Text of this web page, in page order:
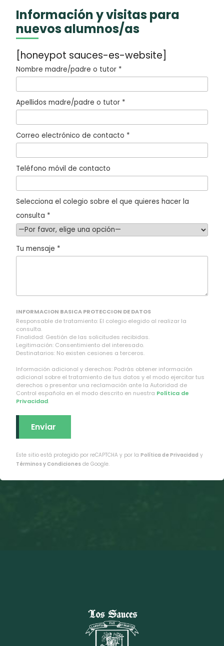
Información y visitas para
nuevos alumnos/as
[honeypot sauces-es-website]
Nombre madre/padre o tutor *
Apellidos madre/padre o tutor *
Correo electrónico de contacto *
Teléfono móvil de contacto
Selecciona el colegio sobre el que quieres hacer la
consulta *
Tu mensaje *
INFORMACION BASICA PROTECCION DE DATOS
Responsable de tratamiento: El colegio elegido al realizar la
consulta.
Finalidad: Gestión de las solicitudes recibidas.
Legitimación: Consentimiento del interesado.
Destinatarios: No existen cesiones a terceros.
Información adicional y derechos: Podrás obtener información
adicional sobre el tratamiento de tus datos y el modo ejercitar tus
derechos o presentar una reclamación ante la Autoridad de
Control española en el modo descrito en nuestra Política de
Privacidad.
Este sitio está protegido por reCAPTCHA y por la Política de Privacidad y
Términos y Condiciones de Google.